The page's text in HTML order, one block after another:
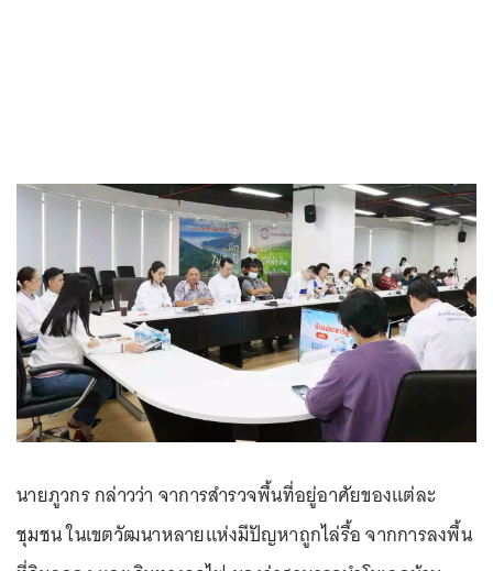
นายภูวกร กล่าวว่า จาการสำรวจพื้นที่อยู่อาศัยของแต่ละ
ชุมชน ในเขตวัฒนาหลายแห่งมีปัญหาถูกไล่รื้อ จากการลงพื้น